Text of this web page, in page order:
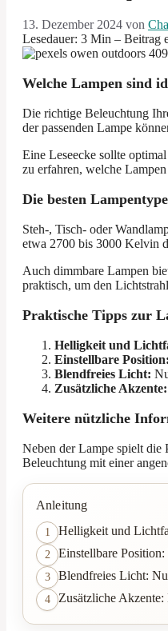
13. Dezember 2024 von
Lesedauer: 3 Min – Beitrag
Welche Lampen sind
Die richtige Beleuchtung
der passenden Lampe
Eine Leseecke sollte
zu erfahren, welche
Die besten
Steh-, Tisch- oder
etwa 2700 bis 3000 Kelvin
Auch dimmbare Lampen
praktisch, um den
Praktische Tipps zur
Helligkeit und
Einstellbare Position:
Blendfreies Licht:
Zusätzliche Akzente:
Weitere nützliche
Neben der Lampe spielt die
Beleuchtung mit einer
Anleitung
1 Helligkeit und
2 Einstellbare
3 Blendfreies Licht:
4 Zusätzliche